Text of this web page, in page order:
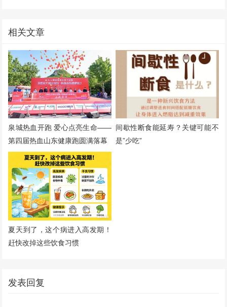
相关文章
泉城热血开跑 爱心点亮生命——
第四届热血山东健康跑圆满落幕
间歇性断食能延寿？关键可能不
是”少吃”
夏天到了，这个病进入高发期！
赶快改掉这些饮食习惯
发表回复